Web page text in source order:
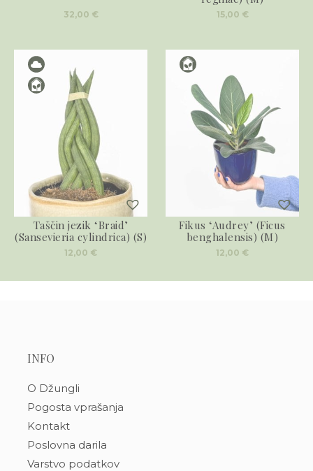
32,00 € 15,00 €
Taščin jezik ‘Braid’
(Sansevieria cylindrica) (S)
12,00 €
Fikus ‘Audrey’ (Ficus
benghalensis) (M)
12,00 €
INFO
O Džungli
Pogosta vprašanja
Kontakt
Poslovna darila
Varstvo podatkov